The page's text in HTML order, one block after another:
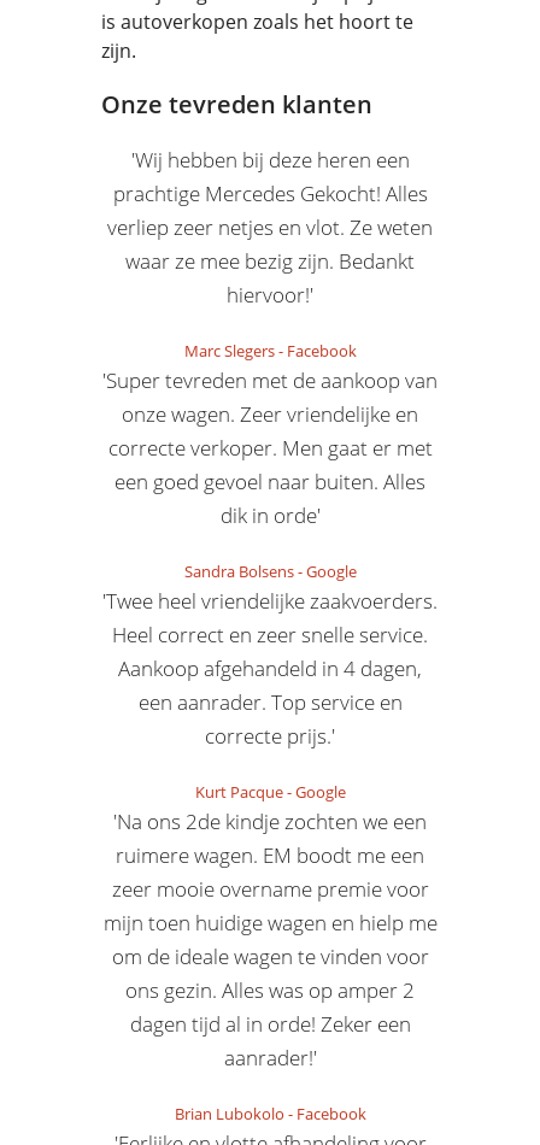
is autoverkopen zoals het hoort te
zijn.
Onze tevreden klanten
'Wij hebben bij deze heren een
prachtige Mercedes Gekocht! Alles
verliep zeer netjes en vlot. Ze weten
waar ze mee bezig zijn. Bedankt
hiervoor!'
Marc Slegers- Facebook
'Super tevreden met de aankoop van
onze wagen. Zeer vriendelijke en
correcte verkoper. Men gaat er met
een goed gevoel naar buiten. Alles
dik in orde'
Sandra Bolsens-Google
'Twee heel vriendelijke zaakvoerders.
Heel correct en zeer snelle service.
Aankoop afgehandeld in 4 dagen,
een aanrader. Top service en
correcte prijs.'
Kurt Pacque-Google
'Na ons 2de kindje zochten we een
ruimere wagen. EM boodt me een
zeer mooie overname premie voor
mijn toen huidige wagen en hielp me
om de ideale wagen te vinden voor
ons gezin. Alles was op amper 2
dagen tijd al in orde! Zeker een
aanrader!'
Brian Lubokolo - Facebook